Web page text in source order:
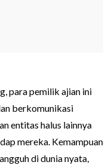
para pemilik ajian ini
berkomunikasi
entitas halus lainnya
mereka. Kemampuan
di dunia nyata,